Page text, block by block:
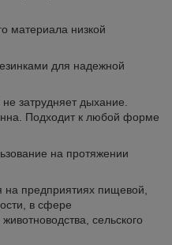
материала низкой
для надежной
затрудняет дыхание.
Подходит к любой форме
на протяжении
предприятиях пищевой,
в сфере
сельского